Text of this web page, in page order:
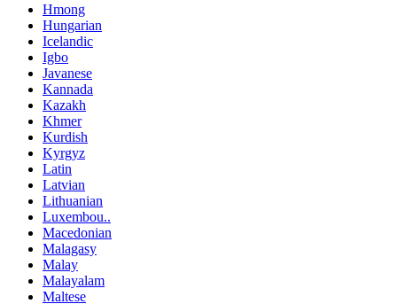
Hmong
Hungarian
Icelandic
Igbo
Javanese
Kannada
Kazakh
Khmer
Kurdish
Kyrgyz
Latin
Latvian
Lithuanian
Luxembou..
Macedonian
Malagasy
Malay
Malayalam
Maltese